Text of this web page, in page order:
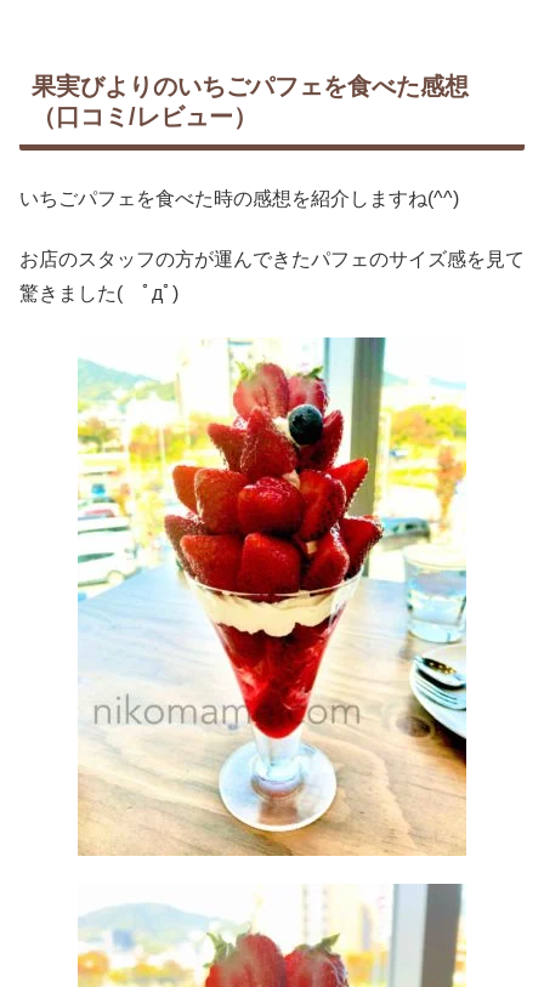
果実びよりのいちごパフェを食べた感想
（口コミ/レビュー）
いちごパフェを食べた時の感想を紹介しますね(^^)
お店のスタッフの方が運んできたパフェのサイズ感を見て
驚きました( ﾟдﾟ)